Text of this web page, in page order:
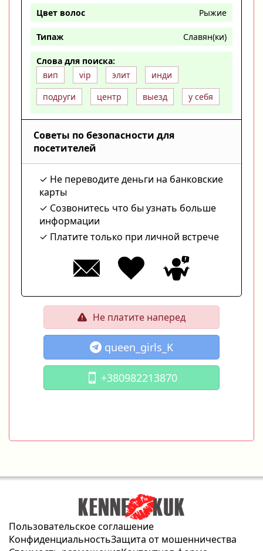
Цвет волос Рыжие
Типаж Славян(ки)
Слова для поиска:
вип
vip элит
инди
подруги
центр выезд у себя
Советы по безопасности для
посетителей
Не переводите деньги на банковские
карты
Созвонитесь что бы узнать больше
информации
Платите только при личной встрече
Не платите наперед
queen_girls_K
+380982213870
Пользовательское соглашение
КонфиденциальностьЗащита от мошенничества